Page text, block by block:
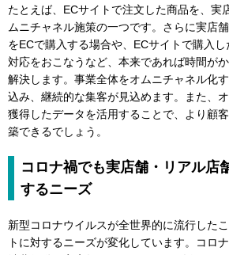
たとえば、ECサイトで注文した商品を、実
ムニチャネル施策の一つです。さらに実店
をECで購入する場合や、ECサイトで購入
対応をおこなうなど、本来であれば時間が
解決します。事業全体をオムニチャネル化
込み、継続的な集客が見込めます。また、
獲得したデータを活用することで、より顧
築できるでしょう。
コロナ禍でも実店舗・リアル店
するニーズ
新型コロナウイルスが全世界的に流行した
トに対するニーズが変化しています。コロ